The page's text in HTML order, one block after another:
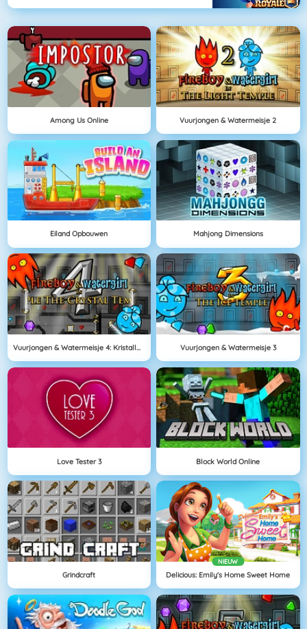
Among Us Online Vuurjongen & Watermeisje 2
Eiland Opbouwen Mahjong Dimensions
Vuurjongen & Watermeisje 4: Kristallen Tempel Vuurjongen & Watermeisje 3
Love Tester 3 Block World Online
Grindcraft
NIEUW
Delicious: Emily's Home Sweet Home